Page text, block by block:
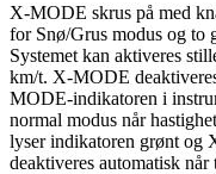
X-MODE skrus på med
for Snø/Grus modus og to
Systemet kan aktiveres
km/t. X-MODE
MODE-indikatoren i
normal modus når
lyser indikatoren grønt
deaktiveres automatisk når